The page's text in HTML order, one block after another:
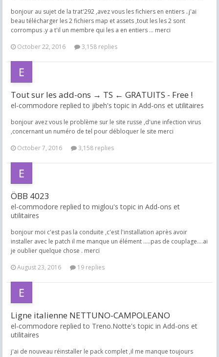
bonjour au sujet de la trat'292 ,avez vous les fichiers en entiers ..j'ai
beau télécharger les 2 fichiers map et assets ,tout les les 2 sont
corrompus .y a t'il un membre qui les a en entiers ... merci
October 22, 2016
3,158 replies
Tout sur les add-ons → TS ← GRATUITS - Free !
el-commodore replied to jibeh's topic in Add-ons et utilitaires
bonjour avez vous le problème sur le site russe ,d'une infection virus
,concernant un numéro de tel pour débloquer le site merci
October 7, 2016
3,158 replies
ÖBB 4023
el-commodore replied to miglou's topic in Add-ons et
utilitaires
bonjour moi c'est pas la conduite ,c'est l'installation après avoir
installer avec le patch il me manque un élément .....pas de couplage....ai
je oublier quelque chose . merci
August 23, 2016
19 replies
Ligne italienne NETTUNO-CAMPOLEANO
el-commodore replied to Treno.Notte's topic in Add-ons et
utilitaires
j'ai de nouveau réinstaller le pack complet ,il me manque toujours